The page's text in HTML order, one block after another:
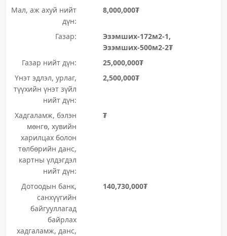
Мал, аж ахуй нийт
дүн:
8,000,000₮
Газар:
Эзэмших-172м2-1,
Эзэмших-500м2-2₮
Газар нийт дүн:
25,000,000₮
Үнэт эдлэл, урлаг,
түүхийн үнэт зүйл
нийт дүн:
2,500,000₮
Хадгаламж, бэлэн
мөнгө, хувийн
харилцах болон
төлбөрийн данс,
картны үлдэгдэл
нийт дүн:
₮
Дотоодын банк,
санхүүгийн
байгууллагад
байрлах
хадгаламж, данс,
140,730,000₮